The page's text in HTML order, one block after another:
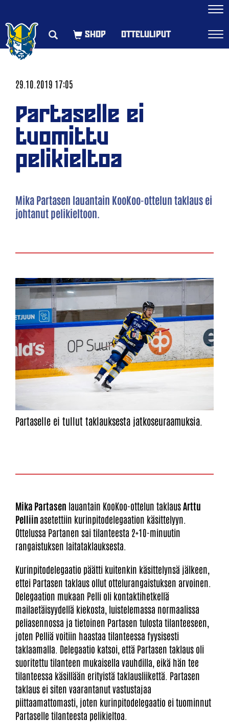
OTTELULIPUT
29.10.2019 17:05
Partaselle ei
tuomittu
pelikieltoa
Mika Partasen lauantain KooKoo-ottelun taklaus ei
johtanut pelikieltoon.
Partaselle ei tullut taklauksesta jatkoseuraamuksia.
Mika Partasen lauantain KooKoo-ottelun taklausArttu
Pelliin asetettiin kurinpitodelegaation käsittelyyn.
Ottelussa Partanen sai tilanteesta 2+10-minuutin
rangaistuksen laitataklauksesta.
Kurinpitodelegaatio päätti kuitenkin käsittelynsä jälkeen,
ettei Partasen taklaus ollut ottelurangaistuksen arvoinen.
Delegaation mukaan Pelli oli kontaktihetkellä
mailaetäisyydellä kiekosta, luistelemassa normaalissa
peliasennossa ja tietoinen Partasen tulosta tilanteeseen,
joten Pelliä voitiin haastaa tilanteessa fyysisesti
taklaamalla. Delegaatio katsoi, että Partasen taklaus oli
suoritettu tilanteen mukaisella vauhdilla, eikä hän tee
tilanteessa käsillään erityistä taklausliikettä. Partasen
taklaus ei siten vaarantanut vastustajaa
piittaamattomasti, joten kurinpitodelegaatio ei tuominnut
Partaselle tilanteesta pelikieltoa.